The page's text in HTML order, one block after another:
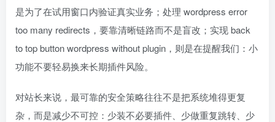
是为了在试用窗口内验证真实业务；处理 wordpress error
too many redirects，要靠清晰链路而不是盲改；实现 back
to top button wordpress without plugin，则是在提醒我们：小
功能不要轻易换来长期插件风险。
对站长来说，最可靠的安全策略往往不是把系统堆得更复
杂，而是减少不可控：少装不必要插件、少做重复跳转、少